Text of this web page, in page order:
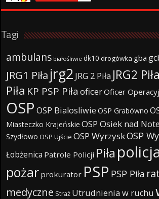
Tagi
ambulans białośliwie dk10 drogówka gba
JRG1 Piła jrg2 JRG 2 Piła JRG2 Piła
Piła KP PSP Piła oficerOficer
OSP OSP Bialosliwie OSP Grabówno
Miasteczko Krajeńskie OSP Osiek nad
Szydłowo OSP Ujście OSP WyrzyskOSP
Łobżenica Patrole Policji Piła
pożar prokurator PSP PSP Piła
medyczne Straż Utrudnienia w ruchu